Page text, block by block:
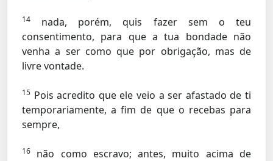
14
nada, porém, quis fazer sem o teu
consentimento, para que a tua bondade não
venha a ser como que por obrigação, mas de
livre vontade.
15 Pois acredito que ele veio a ser afastado de ti
temporariamente, a fim de que o recebas para
sempre,
16
não como escravo; antes, muito acima de